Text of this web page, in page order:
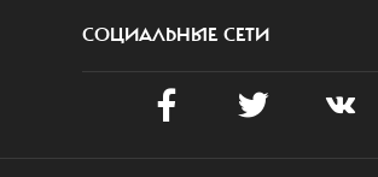
СОЦИАЛЬНЫЕ СЕТИ